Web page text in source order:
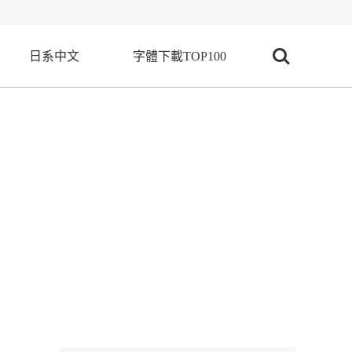
日系中文 字體下載TOP100